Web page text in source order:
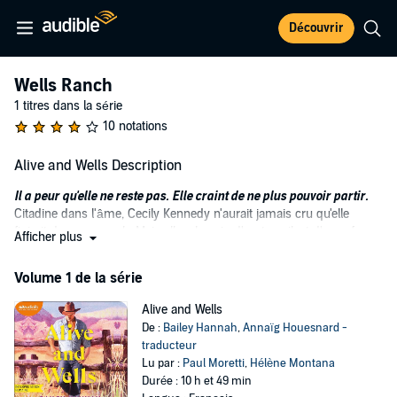
Découvrir
Wells Ranch
1 titres dans la série
10 notations
Alive and Wells Description
Il a peur qu'elle ne reste pas. Elle craint de ne plus pouvoir partir.
Citadine dans l'âme, Cecily Kennedy n'aurait jamais cru qu'elle
finirait dans un ranch. Mais elle a besoin d'un travail, et d'un refuge
pour toutes s'il la déteste ou s'il la désire…
Son regard éveille en elle des sentiments qu'elle n'avait pas
éprouvés depuis des années. Mais se jeter dans les bras de son
beau patron revêche pour échapper à ceux de son ex comporte des
risques qu'elle n'est pas prête à prendre.
Austin est un rancher bourru et pragmatique, qui regrette
amèrement d'avoir laissé sa cuisinière embaucher elle-même une
Afficher plus
Volume 1 de la série
Alive and Wells
De : Bailey Hannah,Annaïg Houesnard -
traducteur
Lu par : Paul Moretti, Hélène Montana
Durée : 10 h et 49 min